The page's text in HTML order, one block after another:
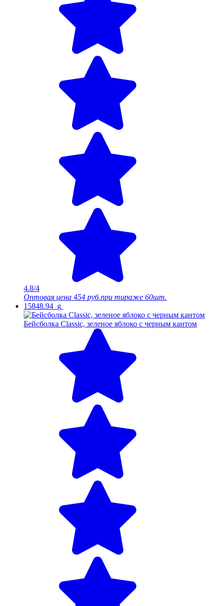
4.8/4
Оптовая цена 454 руб.при тираже 60шт.
15848.94_g
Бейсболка Classic, зеленое яблоко с черным кантом